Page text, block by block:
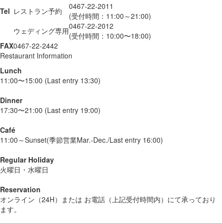
Tel レストラン予約
0467-22-2011
(受付時間：11:00～21:00)
ウェディング専用0467-22-2012
(受付時間：10:00〜18:00)
FAX0467-22-2442
Restaurant Information
Lunch
11:00〜15:00 (Last entry 13:30)
Dinner
17:30〜21:00 (Last entry 19:00)
Café
11:00～Sunset(季節営業Mar.-Dec./Last entry 16:00)
Regular Holiday
火曜日・水曜日
Reservation
オンライン（24H）または お電話（上記受付時間内）にて承っており
ます。